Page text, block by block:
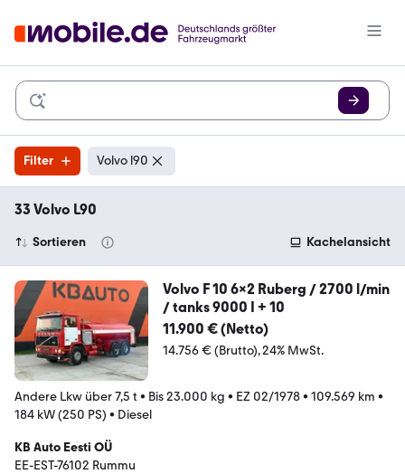
Filter Volvo l90
33 Volvo L90
Sortieren Kachelansicht
Volvo F 10 6x2 Ruberg / 2700 l/min
/ tanks 9000 I + 10
11.900 € (Netto)
14.756 € (Brutto) 24% MwSt.
Andere Lkw über 7,5 t • Bis 23.000 kg • EZ 02/1978• 109.569 km •
184 kW (250 PS) • Diesel
KB Auto Eesti OÜ
EE-EST-76102 Rummu